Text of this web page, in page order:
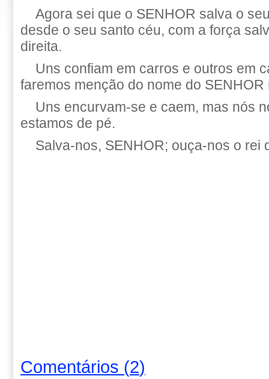
Agora sei que o SENHOR salva o
desde o seu santo céu, com a força
direita.
Uns confiam em carros e outros em
faremos menção do nome do
Uns encurvam-se e caem, mas nós
estamos de pé.
Salva-nos, SENHOR; ouça-nos o rei
Comentários (2)